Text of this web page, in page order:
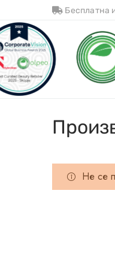
Бесплатна
Не се